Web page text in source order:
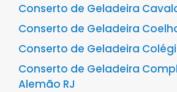
Conserto de Geladeira
Conserto de Geladeira
Conserto de Geladeira
Conserto de Geladeira
Alemão RJ